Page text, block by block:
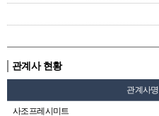
관계사 현황
관계사명
사조프레시미트